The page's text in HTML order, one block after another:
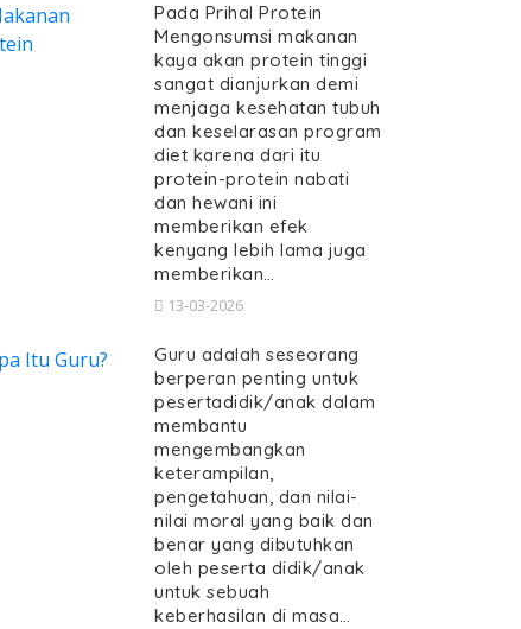
Pada Prihal Protein
Mengonsumsi makanan
kaya akan protein tinggi
sangat dianjurkan demi
menjaga kesehatan tubuh
dan keselarasan program
diet karena dari itu
protein-protein nabati
dan hewani ini
memberikan efek
kenyang lebih lama juga
memberikan…
13-03-2026
Guru adalah seseorang
berperan penting untuk
pesertadidik/anak dalam
membantu
mengembangkan
keterampilan,
pengetahuan, dan nilai-
nilai moral yang baik dan
benar yang dibutuhkan
oleh peserta didik/anak
untuk sebuah
keberhasilan di masa…